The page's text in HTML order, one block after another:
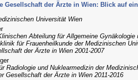
Gesellschaft der Ärzte in Wien: Blick auf
Universität Wien
Abteilung für Allgemeine
für Frauenheilkunde der Medizinischen
der Ärzte in Wien 2001-2007
Radiologie und Nuklearmedizin der
Gesellschaft der Ärzte in Wien 2011-2016